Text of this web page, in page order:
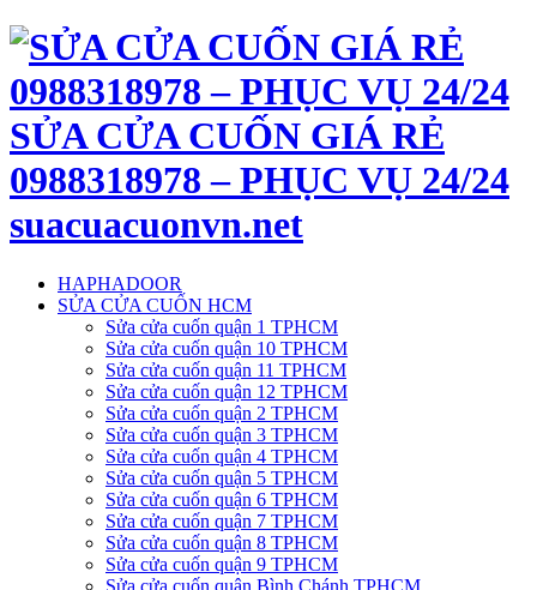
SỬA CỬA CUỐN GIÁ RẺ
0988318978 – PHỤC VỤ 24/24
suacuacuonvn.net
HAPHADOOR
SỬA CỬA CUỐN HCM
Sửa cửa cuốn quận 1 TPHCM
Sửa cửa cuốn quận 10 TPHCM
Sửa cửa cuốn quận 11 TPHCM
Sửa cửa cuốn quận 12 TPHCM
Sửa cửa cuốn quận 2 TPHCM
Sửa cửa cuốn quận 3 TPHCM
Sửa cửa cuốn quận 4 TPHCM
Sửa cửa cuốn quận 5 TPHCM
Sửa cửa cuốn quận 6 TPHCM
Sửa cửa cuốn quận 7 TPHCM
Sửa cửa cuốn quận 8 TPHCM
Sửa cửa cuốn quận 9 TPHCM
Sửa cửa cuốn quận Bình Chánh TPHCM